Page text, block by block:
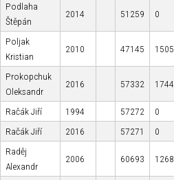
Podlaha
Štěpán
2014 51259 0
Poljak
Kristian
2010 47145 1505
Prokopchuk
Oleksandr
2016 57332 1744
Račák Jiří 1994 57272 0
Račák Jiří
2016 57271 0
Raděj
Alexandr
2006 60693 1268